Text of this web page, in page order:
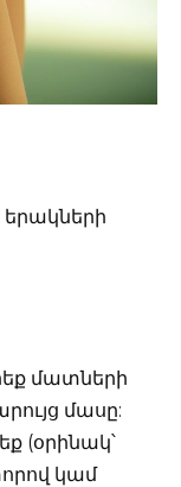
երակների
մատների
մասը:
(օրինակ՝
կամ